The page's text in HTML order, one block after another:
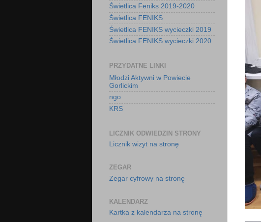
Świetlica Feniks 2019-2020
Świetlica FENIKS
Świetlica FENIKS wycieczki 2019
Świetlica FENIKS wycieczki 2020
PRZYDATNE LINKI
Młodzi Aktywni w Powiecie
Gorlickim
ngo
KRS
LICZNIK ODWIEDZIN STRONY
Licznik wizyt na stronę
ZEGAR
Zegar cyfrowy na stronę
KALENDARZ
Kartka z kalendarza na stronę